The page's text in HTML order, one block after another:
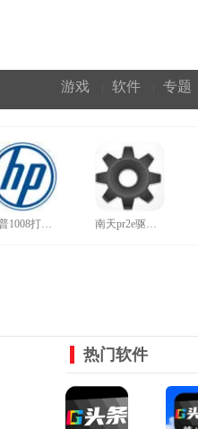
游戏 软件 专题
惠普1008打印机驱动官网版 南天pr2e驱动官方版
热门软件